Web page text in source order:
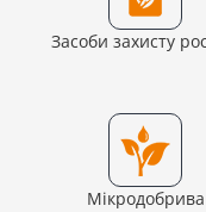
Засоби захисту
Мікродобрива